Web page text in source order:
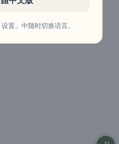
置」中随时切换语言。